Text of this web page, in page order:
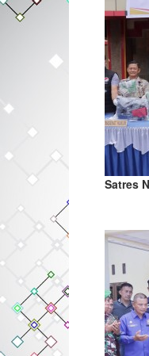
Satres